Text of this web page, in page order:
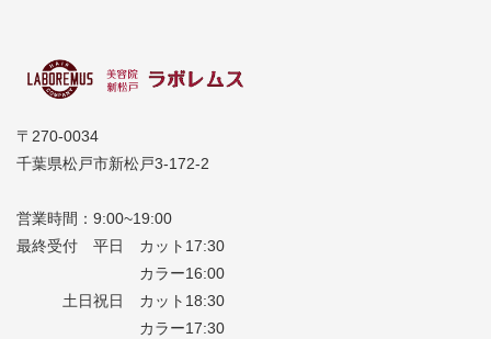
〒270-0034
千葉県松戸市新松戸3-172-2
営業時間：9:00~19:00
最終受付 平日 カット17:30
カラー16:00
土日祝日 カット18:30
カラー17:30